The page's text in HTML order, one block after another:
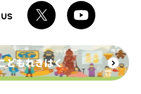
どもれきはく